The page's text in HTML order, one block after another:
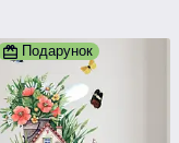
Подарунок